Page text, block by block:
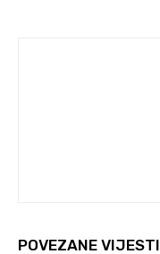
POVEZANE VIJESTI